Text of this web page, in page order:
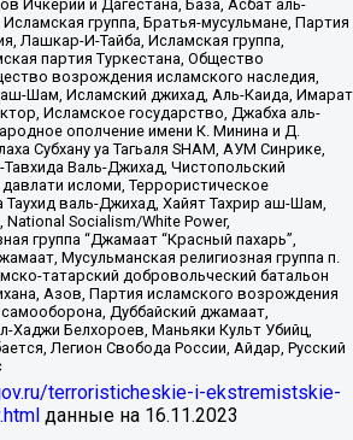
Ичкерии и Дагестана, База, Асбат аль-
группа, Братья-мусульмане, Партия
Лашкар-И-Тайба, Исламская группа,
партия Туркестана, Общество
возрождения исламского наследия,
Шам, Исламский джихад, Аль-Каида, Имарат
Исламское государство, Джабха аль-
ополчение имени К. Минина и Д.
Субхану уа Тагьаля SHAM, АУМ Синрике,
Валь-Джихад, Чистопольский
исломи, Террористическое
валь-Джихад, Хайят Тахрир аш-Шам,
Socialism/White Power,
группа “Джамаат “Красный пахарь”,
Мусульманская религиозная группа п.
татарский добровольческий батальон
Азов, Партия исламского возрождения
Дуббайский джамаат,
Хаджи Белхороев, Маньяки Культ Убийц,
Легион Свобода России, Айдар, Русский
terroristicheskie-i-ekstremistskie-
данные на 16.11.2023